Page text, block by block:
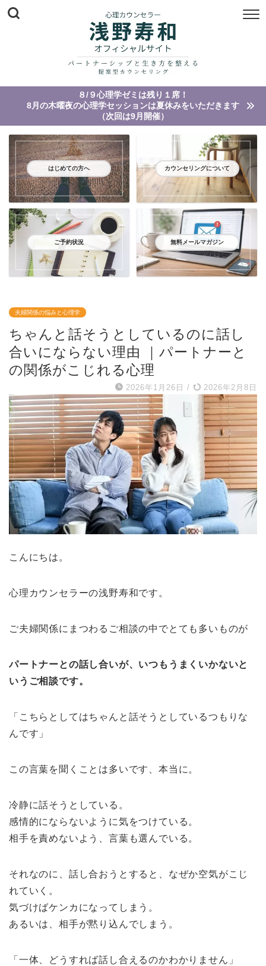
８/９心理学ゼミは残り１席！
8月の木曜夜の心理学セッションは夏休みをいただきます
（次回は9月開催）
はじめての方へ カウンセリングについて
ご予約状況 無料メールマガジン
夫婦関係の悩みと心理学
ちゃんと話そうとしているのに話し
合いにならない理由 ｜パートナーと
の関係がこじれる心理
2026年1月26日 / 2026年2月8日
こんにちは。
心理カウンセラーの浅野寿和です。
ご夫婦関係にまつわるご相談の中でとても多いものが
パートナーとの話し合いが、いつもうまくいかないと
いうご相談です。
「こちらとしてはちゃんと話そうとしているつもりな
んです」
この言葉を聞くことは多いです、本当に。
冷静に話そうとしている。
感情的にならないように気をつけている。
相手を責めないよう、言葉も選んでいる。
それなのに、話し合おうとすると、なぜか空気がこじ
れていく。
気づけばケンカになってしまう。
あるいは、相手が黙り込んでしまう。
「一体、どうすれば話し合えるのかわかりません」